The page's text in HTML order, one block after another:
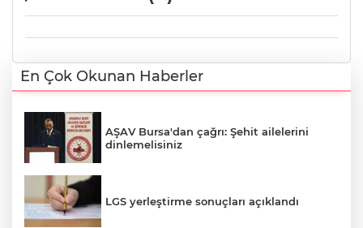
En Çok Okunan Haberler
AŞAV Bursa'dan çağrı: Şehit ailelerini
dinlemelisiniz
LGS yerleştirme sonuçları açıklandı